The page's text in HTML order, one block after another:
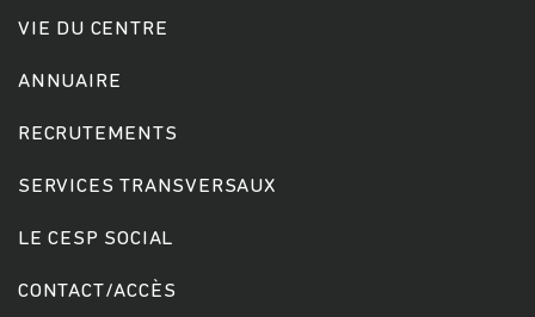
VIE DU CENTRE
ANNUAIRE
RECRUTEMENTS
SERVICES TRANSVERSAUX
LE CESP SOCIAL
CONTACT/ACCÈS